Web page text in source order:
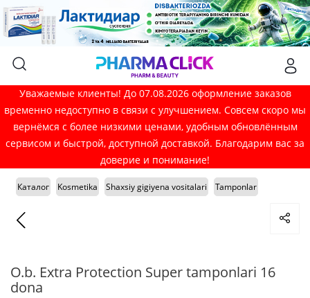
Уважаемые клиенты! До 07.08.2026 оформление заказов
временно недоступно в связи с улучшением. Совсем скоро мы
вернёмся с более низкими ценами, удобным обновлённым
сервисом и быстрой, доступной доставкой. Благодарим вас за
доверие и понимание!
Каталог Kosmetika Shaxsiy gigiyena vositalari Tamponlar
O.b. Extra Protection Super tamponlari 16
dona